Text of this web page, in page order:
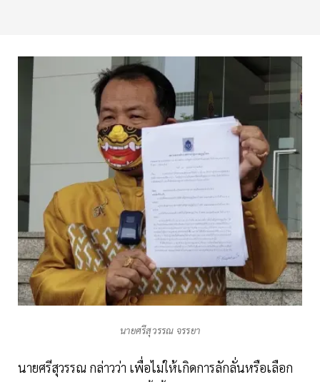
นายศรีสุวรรณ จรรยา
นายศรีสุวรรณ กล่าวว่า เพื่อไม่ให้เกิดการลักลั่นหรือเลือก